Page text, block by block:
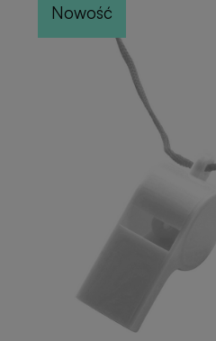
Nowość